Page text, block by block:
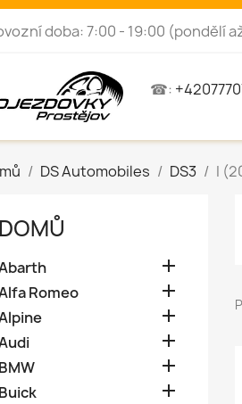
doba: 7:00 - 19:00 (pondělí
☎:
DS Automobiles DS3 I
DOMŮ

Romeo 


BMW 
Buick 